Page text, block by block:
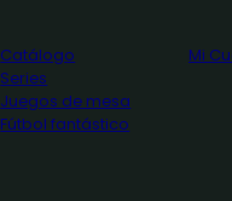
Catálogo
Series
Juegos de mesa
Fútbol fantástico
Mi